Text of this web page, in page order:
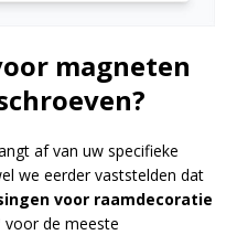
magneten
af van uw specifieke
we eerder vaststelden dat
voor raamdecoratie
voor de meeste